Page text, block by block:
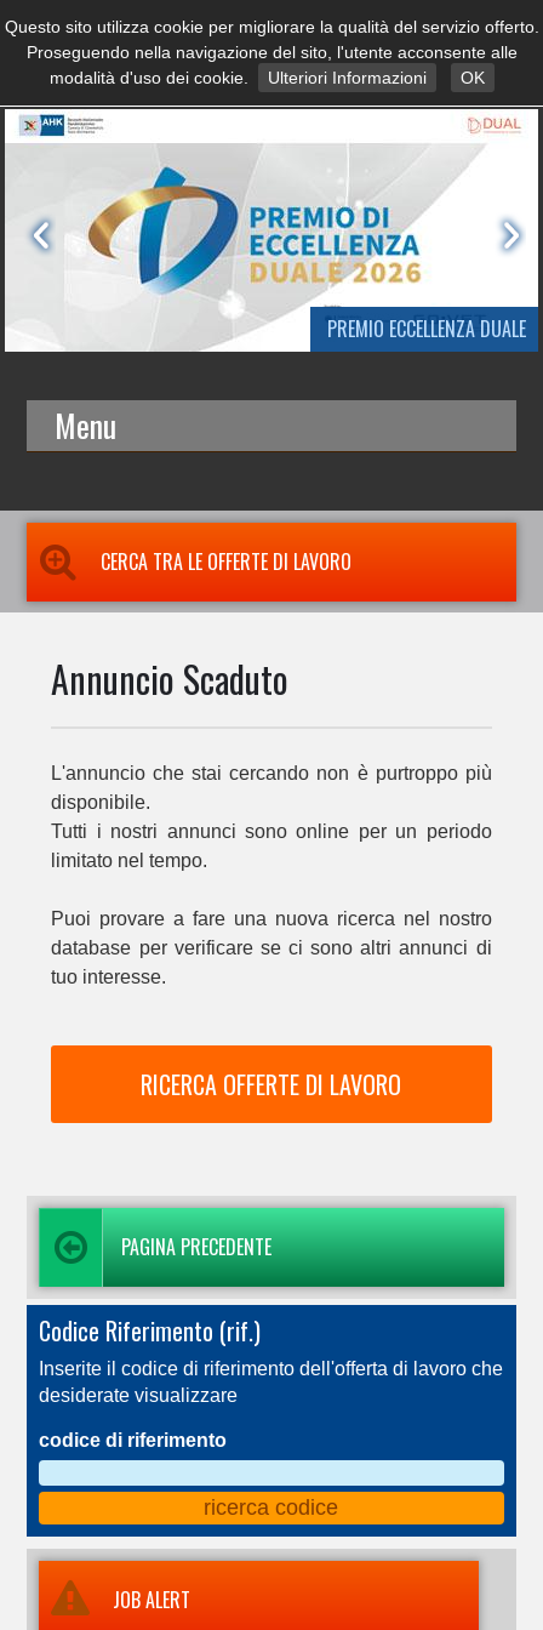
PREMIO ECCELLENZA DUALE
Menu
CERCA TRA LE OFFERTE DI LAVORO
Annuncio Scaduto
L'annuncio che stai cercando non è purtroppo più
disponibile.
Tutti i nostri annunci sono online per un periodo
limitato nel tempo.
Puoi provare a fare una nuova ricerca nel nostro
database per verificare se ci sono altri annunci di
tuo interesse.
RICERCA OFFERTE DI LAVORO
PAGINA PRECEDENTE
Codice Riferimento (rif.)
Inserite il codice di riferimento dell'offerta di lavoro che
desiderate visualizzare
codice di riferimento
JOB ALERT
Questo sito utilizza cookie per migliorare la qualità del servizio offerto.
Proseguendo nella navigazione del sito, l'utente acconsente alle
modalità d'uso dei cookie.
Ulteriori Informazioni OK